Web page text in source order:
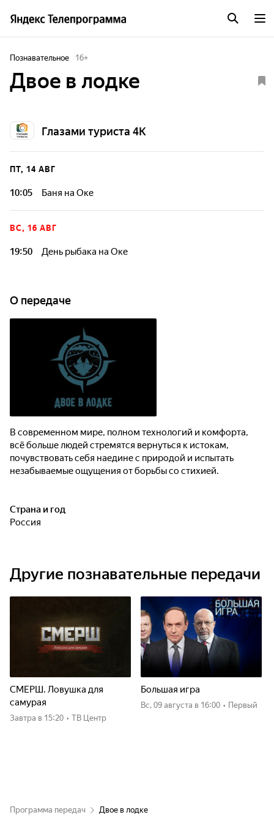
Познавательное 16+
Двое в лодке
Глазами туриста 4К
ПТ, 14 АВГ
10:05 Баня на Оке
ВС, 16 АВГ
19:50 День рыбака на Оке
О передаче
В современном мире, полном технологий и комфорта,
всё больше людей стремятся вернуться к истокам,
почувствовать себя наедине с природой и испытать
незабываемые ощущения от борьбы со стихией.
Страна и год
Россия
Другие познавательные передачи
СМЕРШ. Ловушка для
самурая
Завтра в 15:20 • ТВ Центр
Большая игра
вс, 09 августа в 16:00 • Первый
Программа передач Двое в лодке